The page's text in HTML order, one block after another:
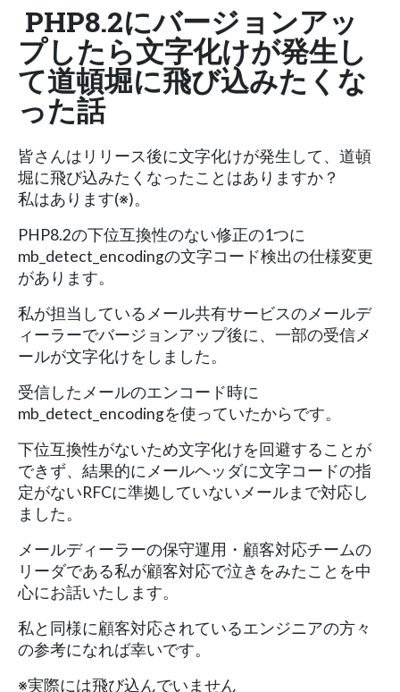
PHP8.2にバージョンアッ
プしたら文字化けが発生し
て道頓堀に飛び込みたくな
った話
皆さんはリリース後に文字化けが発生して、道頓
堀に飛び込みたくなったことはありますか？
私はあります(※)。
PHP8.2の下位互換性のない修正の1つに
mb_detect_encodingの文字コード検出の仕様変更
があります。
私が担当しているメール共有サービスのメールデ
ィーラーでバージョンアップ後に、一部の受信メ
ールが文字化けをしました。
受信したメールのエンコード時に
mb_detect_encodingを使っていたからです。
下位互換性がないため文字化けを回避することが
できず、結果的にメールヘッダに文字コードの指
定がないRFCに準拠していないメールまで対応し
ました。
メールディーラーの保守運用・顧客対応チームの
リーダである私が顧客対応で泣きをみたことを中
心にお話いたします。
私と同様に顧客対応されているエンジニアの方々
の参考になれば幸いです。
※実際には飛び込んでいません